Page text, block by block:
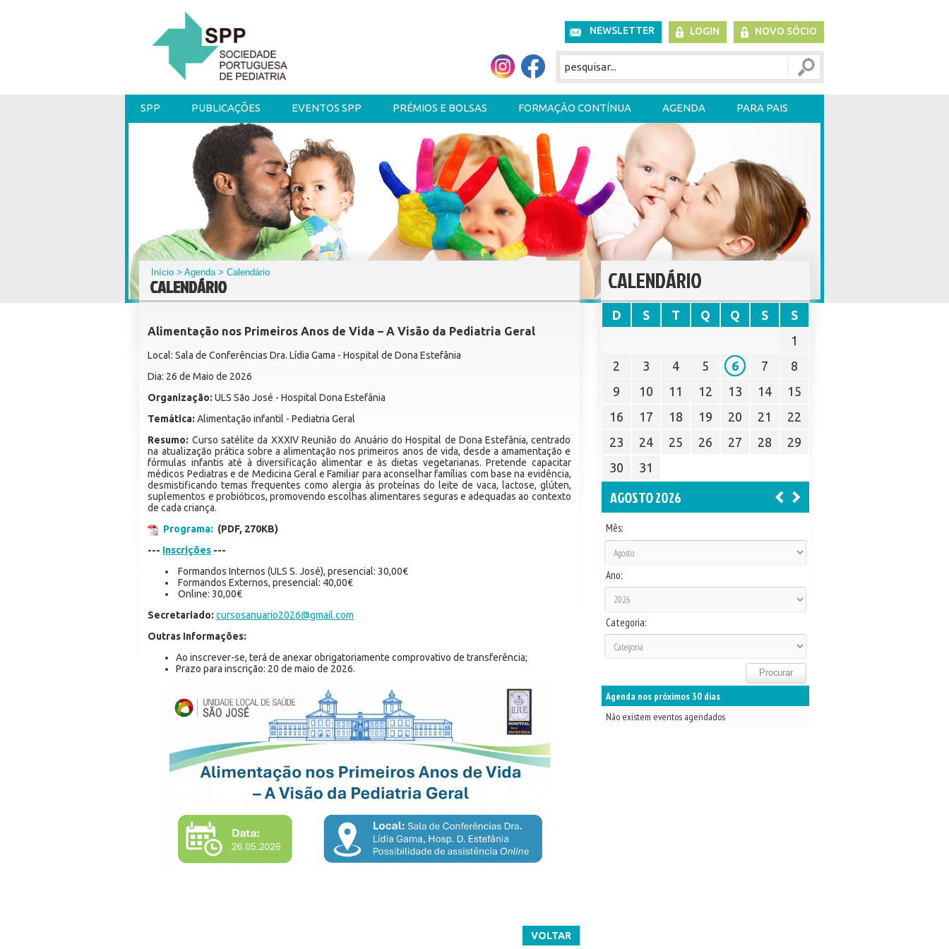
NEWSLETTER LOGIN NOVO SÓCIO
SPP PUBLICAÇÕES EVENTOS SPP PRÉMIOS E BOLSAS FORMAÇÃO CONTÍNUA AGENDA PARA PAIS
Início >Agenda> Calendário
CALENDÁRIO
Alimentação nos Primeiros Anos de Vida – A Visão da Pediatria Geral
Local: Sala de Conferências Dra. Lídia Gama - Hospital de Dona Estefânia
Dia: 26 de Maio de 2026
Organização: ULS São José - Hospital Dona Estefânia
Temática: Alimentação infantil - Pediatria Geral
Resumo: Curso satélite da XXXIV Reunião do Anuário do Hospital de Dona Estefânia, centrado
na atualização prática sobre a alimentação nos primeiros anos de vida, desde a amamentação e
fórmulas infantis até à diversificação alimentar e às dietas vegetarianas. Pretende capacitar
médicos Pediatras e de Medicina Geral e Familiar para aconselhar famílias com base na evidência,
desmistificando temas frequentes como alergia às proteínas do leite de vaca, lactose, glúten,
suplementos e probióticos, promovendo escolhas alimentares seguras e adequadas ao contexto
de cada criança.
Programa: (PDF, 270KB)
--- Inscrições ---
Formandos Internos (ULS S. José), presencial: 30,00€
Formandos Externos, presencial: 40,00€
Online: 30,00€
Secretariado: cursosanuario2026@gmail.com
Outras Informações:
Ao inscrever-se, terá de anexar obrigatoriamente comprovativo de transferência;
Prazo para inscrição: 20 de maio de 2026.
VOLTAR
CALENDÁRIO
D S T Q Q S
S
1
2
3 4 5 6 7
8
9
10 11 12 13 14
15
16
17 18 19 20 21
22
23
24 25 26 27 28
29
30
31
AGOSTO 2026
Mês:
Ano:
Categoria:
Agenda nos próximos 30 dias
Não existem eventos agendados